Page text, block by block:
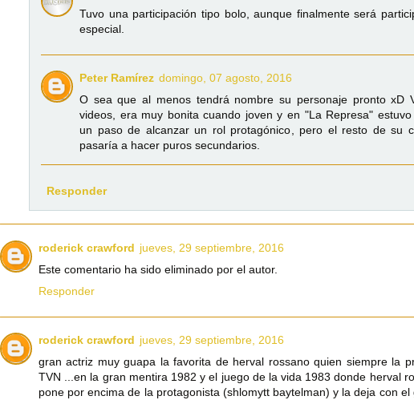
Tuvo una participación tipo bolo, aunque finalmente será
especial.
Peter Ramírez domingo, 07 agosto, 2016
O sea que al menos tendrá nombre su personaje pronto xD
videos, era muy bonita cuando joven y en "La Represa"
un paso de alcanzar un rol protagónico, pero el resto de su
pasaría a hacer puros secundarios.
Responder
roderick crawford jueves, 29 septiembre, 2016
Este comentario ha sido eliminado por el autor.
Responder
roderick crawford jueves, 29 septiembre, 2016
gran actriz muy guapa la favorita de herval rossano quien siempre la
TVN ...en la gran mentira 1982 y el juego de la vida 1983 donde herval
pone por encima de la protagonista (shlomytt baytelman) y la deja con el